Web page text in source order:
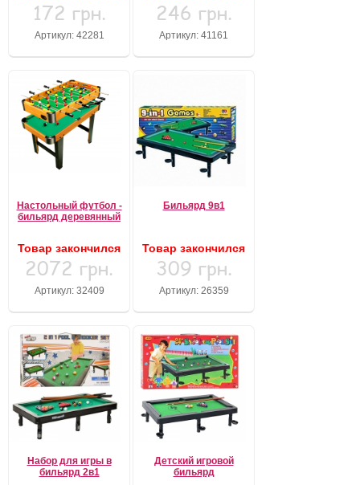
172 грн.
Артикул: 42281
246 грн.
Артикул: 41161
Настольный футбол -
бильярд деревянный
Товар закончился
2072 грн.
Артикул: 32409
Бильярд 9в1
Товар закончился
309 грн.
Артикул: 26359
Набор для игры в
бильярд 2в1
Детский игровой
бильярд